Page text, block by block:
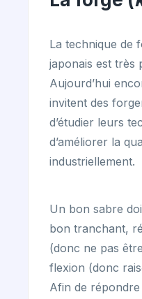
La technique de
japonais est très
Aujourd’hui
invitent des
d’étudier leurs
d’améliorer la
industriellement.
Un bon sabre
bon tranchant,
(donc ne pas
flexion (donc
Afin de